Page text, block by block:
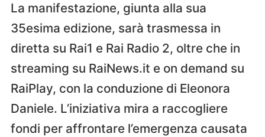
La manifestazione, giunta alla sua
35esima edizione, sarà trasmessa in
diretta su Rai1 e Rai Radio 2, oltre che in
streaming su RaiNews.it e on demand su
RaiPlay, con la conduzione di Eleonora
Daniele. L’iniziativa mira a raccogliere
fondi per affrontare l’emergenza causata